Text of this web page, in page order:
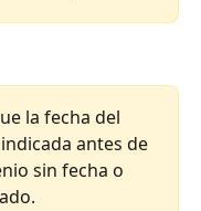
la fecha del
antes de
sin fecha o